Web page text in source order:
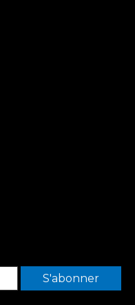
S'abonner